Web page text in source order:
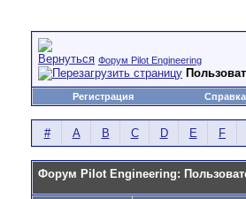
Форум Pilot Engineering
Регистрация Справка
# A B C D E F
Форум Pilot Engineering: